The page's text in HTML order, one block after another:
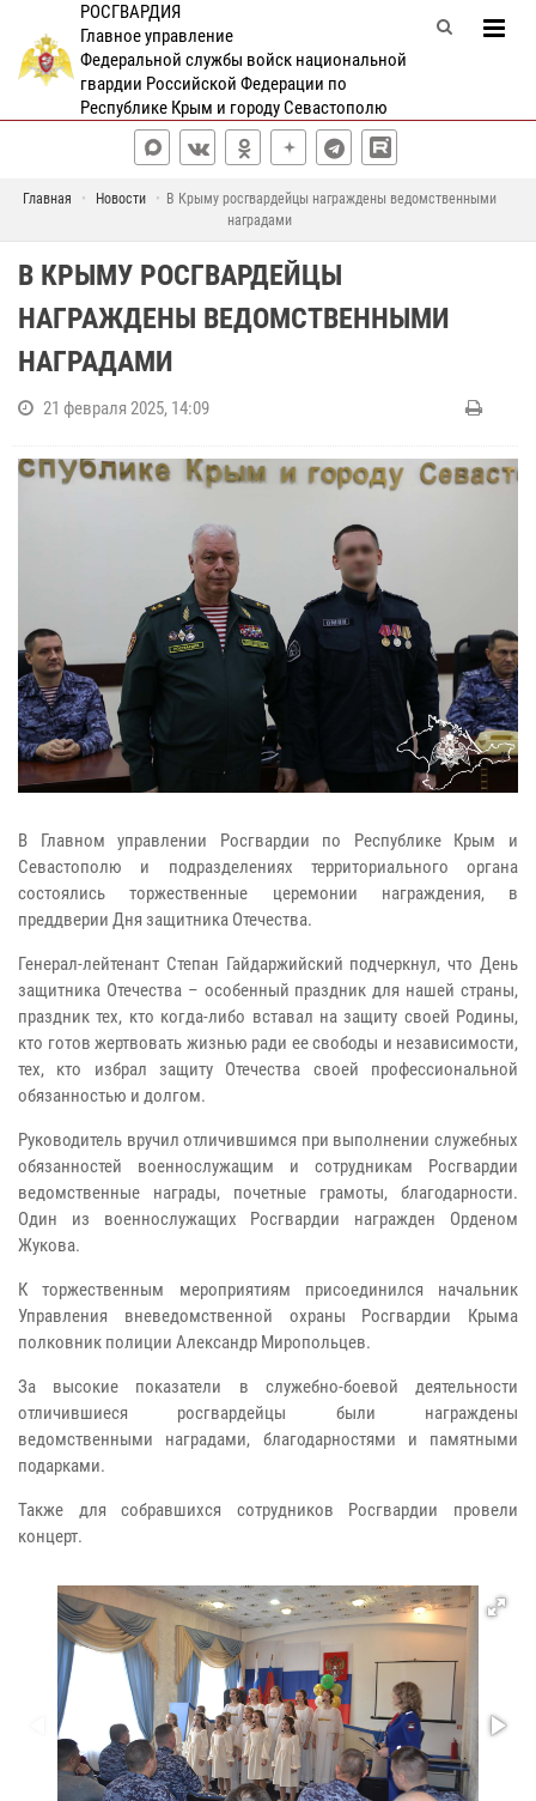
РОСГВАРДИЯ
Главное управление
Федеральной службы войск национальной
гвардии Российской Федерации по
Республике Крым и городу Севастополю
Главная Новости
В Крыму росгвардейцы награждены ведомственными
наградами
В КРЫМУ РОСГВАРДЕЙЦЫ
НАГРАЖДЕНЫ ВЕДОМСТВЕННЫМИ
НАГРАДАМИ
21 февраля 2025, 14:09
В Главном управлении Росгвардии по Республике Крым и
Севастополю и подразделениях территориального органа
состоялись торжественные церемонии награждения, в
преддверии Дня защитника Отечества.
Генерал-лейтенант Степан Гайдаржийский подчеркнул, что День
защитника Отечества – особенный праздник для нашей страны,
праздник тех, кто когда-либо вставал на защиту своей Родины,
кто готов жертвовать жизнью ради ее свободы и независимости,
тех, кто избрал защиту Отечества своей профессиональной
обязанностью и долгом.
Руководитель вручил отличившимся при выполнении служебных
обязанностей военнослужащим и сотрудникам Росгвардии
ведомственные награды, почетные грамоты, благодарности.
Один из военнослужащих Росгвардии награжден Орденом
Жукова.
К торжественным мероприятиям присоединился начальник
Управления вневедомственной охраны Росгвардии Крыма
полковник полиции Александр Миропольцев.
За высокие показатели в служебно-боевой деятельности
отличившиеся росгвардейцы были награждены
ведомственными наградами, благодарностями и памятными
подарками.
Также для собравшихся сотрудников Росгвардии провели
концерт.